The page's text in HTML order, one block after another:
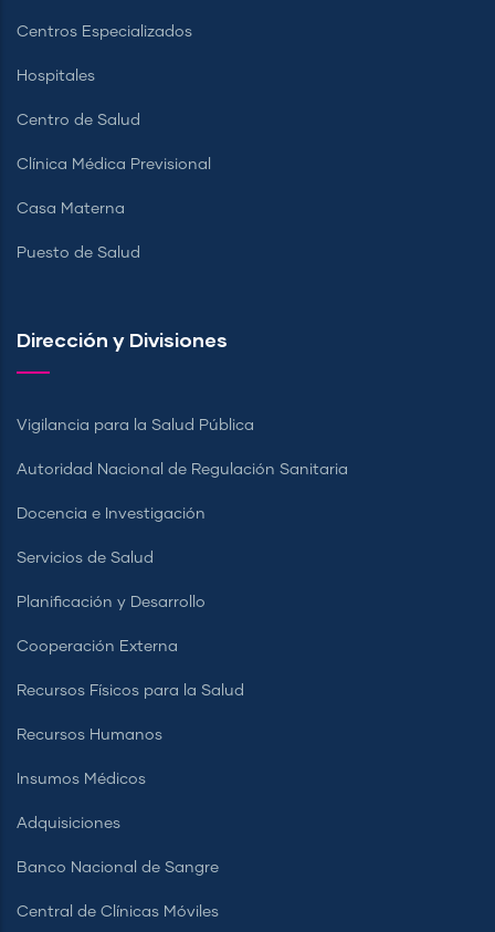
Centros Especializados
Hospitales
Centro de Salud
Clínica Médica Previsional
Casa Materna
Puesto de Salud
Dirección y Divisiones
Vigilancia para la Salud Pública
Autoridad Nacional de Regulación Sanitaria
Docencia e Investigación
Servicios de Salud
Planificación y Desarrollo
Cooperación Externa
Recursos Físicos para la Salud
Recursos Humanos
Insumos Médicos
Adquisiciones
Banco Nacional de Sangre
Central de Clínicas Móviles